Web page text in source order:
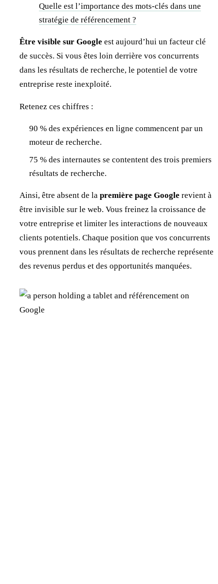
Quelle est l’importance des mots-clés dans une
stratégie de référencement ?
Être visible sur Google est aujourd’hui un facteur clé
de succès. Si vous êtes loin derrière vos concurrents
dans les résultats de recherche, le potentiel de votre
entreprise reste inexploité.
Retenez ces chiffres :
90 % des expériences en ligne commencent par un
moteur de recherche.
75 % des internautes se contentent des trois premiers
résultats de recherche.
Ainsi, être absent de la première page Google revient à
être invisible sur le web. Vous freinez la croissance de
votre entreprise et limiter les interactions de nouveaux
clients potentiels. Chaque position que vos concurrents
vous prennent dans les résultats de recherche représente
des revenus perdus et des opportunités manquées.